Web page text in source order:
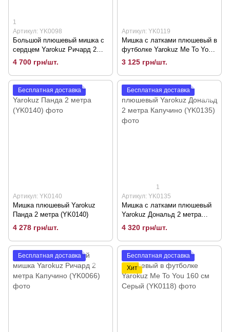
1
Артикул: YK0098
Большой плюшевый мишка с
сердцем Yarokuz Ричард 2
метра Серый (YK0098)
4 700 грн/шт.
Артикул: YK0119
Мишка с латками плюшевый в
футболке Yarokuz Me To You
160 см Молочный (YK0119)
3 125 грн/шт.
Бесплатная доставка
Артикул: YK0140
Мишка плюшевый Yarokuz
Панда 2 метра (YK0140)
4 278 грн/шт.
Бесплатная доставка
1
Артикул: YK0135
Мишка с латками плюшевый
Yarokuz Дональд 2 метра
Капучино (YK0135)
4 320 грн/шт.
Бесплатная доставка
Бесплатная доставка
Хит